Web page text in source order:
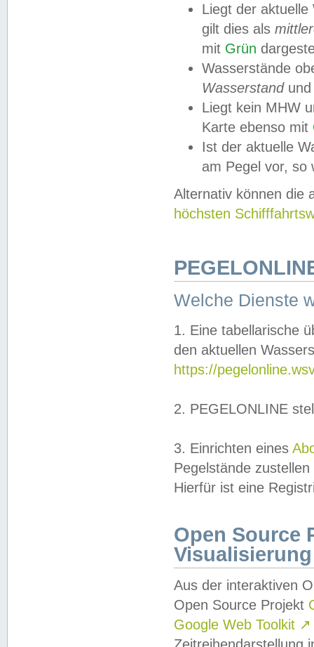
Liegt der
gilt dies als
mit Grün
Wasserstände
Wasserstandund
Liegt kein MHW
Karte ebenso mit
Ist der aktuelle
am Pegel vor,
Alternativ können die
höchsten
Welche Dienste
1. Eine tabellarische
den aktuellen
https://
2. PEGELONLINE
3. Einrichten eines
Pegelstände
Hierfür ist eine
Open Source
Visualisierung
Aus der interaktiven
Open Source Projekt
Google Web Toolkit ↗